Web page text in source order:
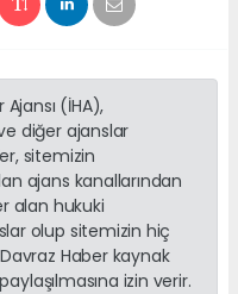
(İHA),
diğer ajanslar
sitemizin
ajans kanallarından
alan hukuki
olup sitemizin hiç
Haber kaynak
izin verir.